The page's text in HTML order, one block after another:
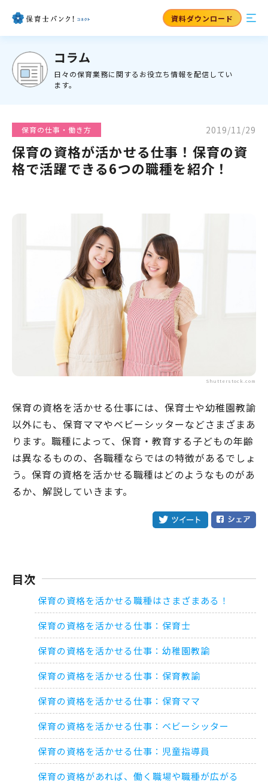
資料ダウンロード
コラム
日々の保育業務に関するお役立ち情報を配信してい
ます。
保育の仕事・働き方 2019/11/29
保育の資格が活かせる仕事！保育の資
格で活躍できる6つの職種を紹介！
Shutterstock.com
保育の資格を活かせる仕事には、保育士や幼稚園教諭
以外にも、保育ママやベビーシッターなどさまざまあ
ります。職種によって、保育・教育する子どもの年齢
は異なるものの、各職種ならではの特徴があるでしょ
う。保育の資格を活かせる職種はどのようなものがあ
るか、解説していきます。
目次
保育の資格を活かせる職種はさまざまある！
保育の資格を活かせる仕事：保育士
保育の資格を活かせる仕事：幼稚園教諭
保育の資格を活かせる仕事：保育教諭
保育の資格を活かせる仕事：保育ママ
保育の資格を活かせる仕事：ベビーシッター
保育の資格を活かせる仕事：児童指導員
保育の資格があれば、働く職場や職種が広がる